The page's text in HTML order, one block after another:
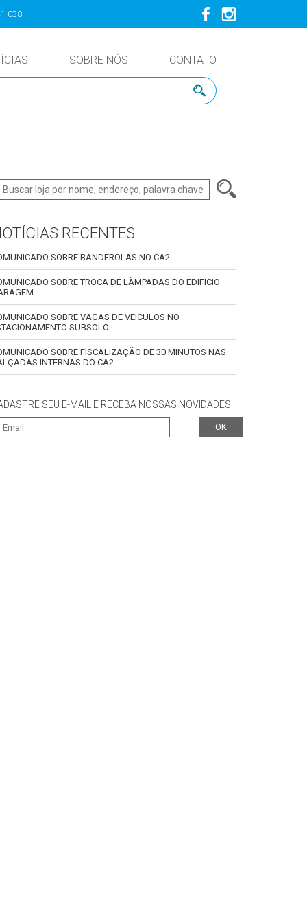
038
SOBRE NÓS CONTATO
RECENTES
SOBRE BANDEROLAS NO CA2
SOBRE TROCA DE LÂMPADAS DO EDIFICIO
SOBRE VAGAS DE VEICULOS NO
SUBSOLO
SOBRE FISCALIZAÇÃO DE 30 MINUTOS NAS
INTERNAS DO CA2
SEU E-MAIL E RECEBA NOSSAS NOVIDADES